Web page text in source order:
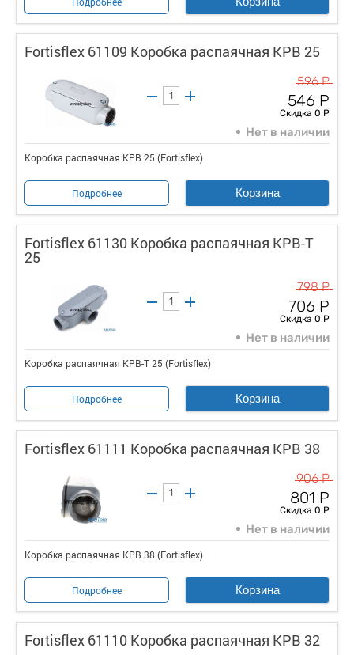
Fortisflex 61109 Коробка распаячная КРВ 25
596 Р
546 Р
Скидка 0 Р
Нет в наличии
Коробка распаячная КРВ 25 (Fortisflex)
Подробнее Корзина
Fortisflex 61130 Коробка распаячная КРВ-Т
25
798 Р
706 Р
Скидка 0 Р
Нет в наличии
Коробка распаячная КРВ-Т 25 (Fortisflex)
Подробнее Корзина
Fortisflex 61111 Коробка распаячная КРВ 38
906 Р
801 Р
Скидка 0 Р
Нет в наличии
Коробка распаячная КРВ 38 (Fortisflex)
Подробнее Корзина
Fortisflex 61110 Коробка распаячная КРВ 32